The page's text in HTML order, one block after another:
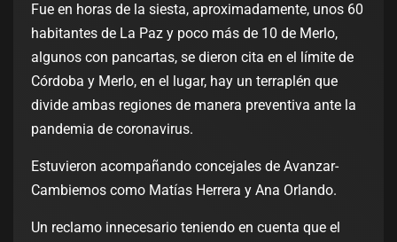
Fue en horas de la siesta, aproximadamente, unos 60
habitantes de La Paz y poco más de 10 de Merlo,
algunos con pancartas, se dieron cita en el límite de
Córdoba y Merlo, en el lugar, hay un terraplén que
divide ambas regiones de manera preventiva ante la
pandemia de coronavirus.
Estuvieron acompañando concejales de Avanzar-
Cambiemos como Matías Herrera y Ana Orlando.
Un reclamo innecesario teniendo en cuenta que el